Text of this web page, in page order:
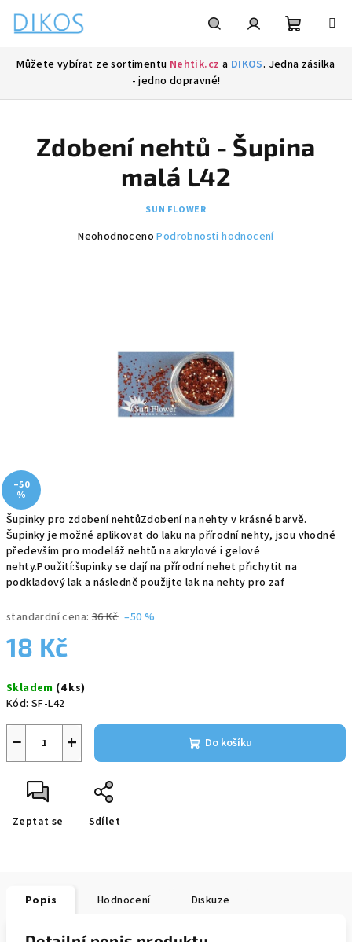
obsah
Můžete vybírat ze sortimentu Nehtik.cz a DIKOS. Jedna zásilka
- jedno dopravné!
Šupinky pro zdobení nehtůZdobení na nehty v krásné barvě.
Šupinky je možné aplikovat do laku na přírodní nehty, jsou vhodné
především pro modeláž nehtů na akrylové i gelové
nehty.Použití:šupinky se dají na přírodní nehet přichytit na
podkladový lak a následně použijte lak na nehty pro zaf
standardní cena: 36 Kč –50 %
18 Kč
cena:
Skladem (4 ks)
Kód: SF-L42
+
− Do košíku
Zeptat se Sdílet
Zdobení nehtů - Šupina
malá L42
SUN FLOWER
Průměrné
Neohodnoceno Podrobnosti hodnocení
–50
%
Popis Hodnocení Diskuze